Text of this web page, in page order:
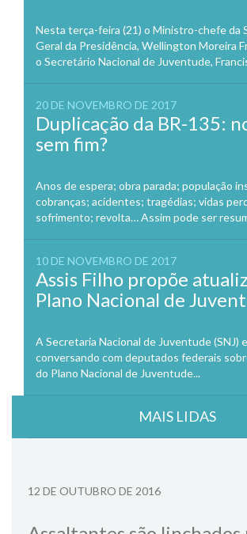
Nesta terça-feira (21) o Ministro-chefe da
Geral da Presidência, Wellington Moreira
o Secretário Nacional de Juventude,
20 DE NOVEMBRO DE 2017
Duplicação da BR-135:
sem fim?
Anos de espera; obra parada; população
cobranças; acidentes; tragédias; vidas
sofrimento; revolta… Assim pode ser
10 DE NOVEMBRO DE 2017
Assis Filho propõe
Plano Nacional de
A Secretaria Nacional de Juventude (SNJ)
conversando com deputados federais
do Plano Nacional de Juventude...
MAIS LIDAS
12 DE OUTUBRO DE 2016